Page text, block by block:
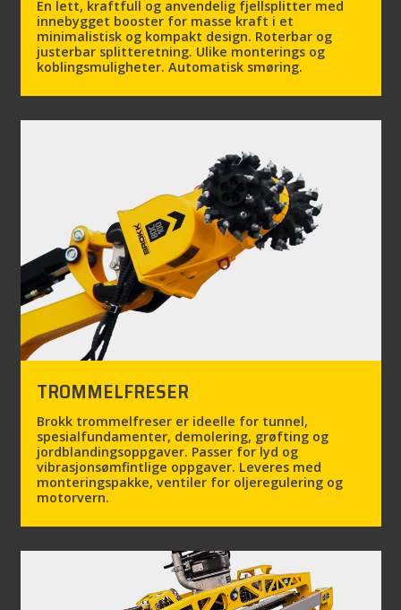
En lett, kraftfull og anvendelig fjellsplitter med
innebygget booster for masse kraft i et
minimalistisk og kompakt design. Roterbar og
justerbar splitteretning. Ulike monterings og
koblingsmuligheter. Automatisk smøring.
TROMMELFRESER
Brokk trommelfreser er ideelle for tunnel,
spesialfundamenter, demolering, grøfting og
jordblandingsoppgaver. Passer for lyd og
vibrasjonsømfintlige oppgaver. Leveres med
monteringspakke, ventiler for oljeregulering og
motorvern.